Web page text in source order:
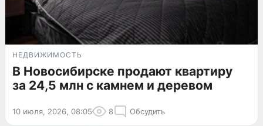
НЕДВИЖИМОСТЬ
В Новосибирске продают квартиру
за 24,5 млн с камнем и деревом
10 июля, 2026, 08:05 8 Обсудить